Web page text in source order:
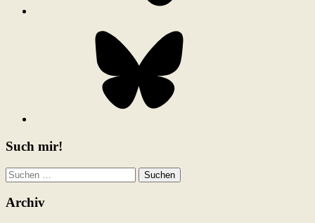
Such mir!
Suchen
nach:
Archiv